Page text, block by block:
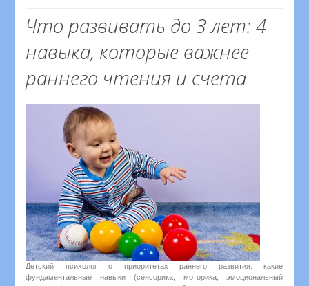
Что развивать до 3 лет: 4
навыка, которые важнее
раннего чтения и счета
Детский психолог о приоритетах раннего развития: какие
фундаментальные навыки (сенсорика, моторика, эмоциональный